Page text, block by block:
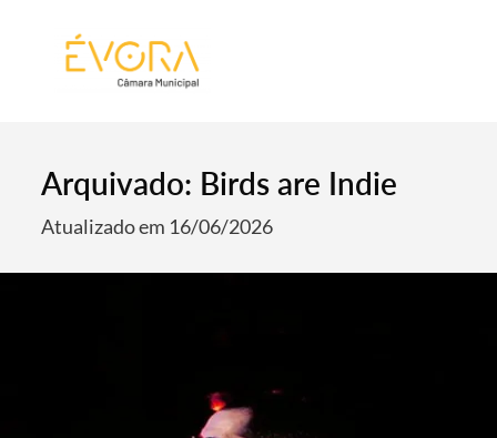
Arquivado: Birds are Indie
Atualizado em 16/06/2026